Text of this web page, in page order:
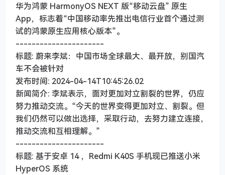
华为鸿蒙 HarmonyOS NEXT 版“移动云盘” 原生
App，标志着“中国移动率先推出电信行业首个通过测
试的鸿蒙原生应用核心版本”。
----------------------
标题: 蔚来李斌：中国市场全球最大、最开放，别国汽
车不会被针对
发布时间: 2024-04-14T10:45:26.02
新闻简介: 李斌表示，面对更加对立割裂的世界，仍应
努力推动交流。“今天的世界变得更加对立、割裂。但
我们仍然可以做出选择，采取行动，去努力建立连接，
推动交流和互相理解。”
----------------------
标题: 基于安卓 14 ，Redmi K40S 手机现已推送小米
HyperOS 系统